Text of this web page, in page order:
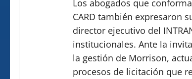
Los abogados que
CARD también expresaron
director ejecutivo del
institucionales. Ante la
la gestión de Morrison,
procesos de licitación que